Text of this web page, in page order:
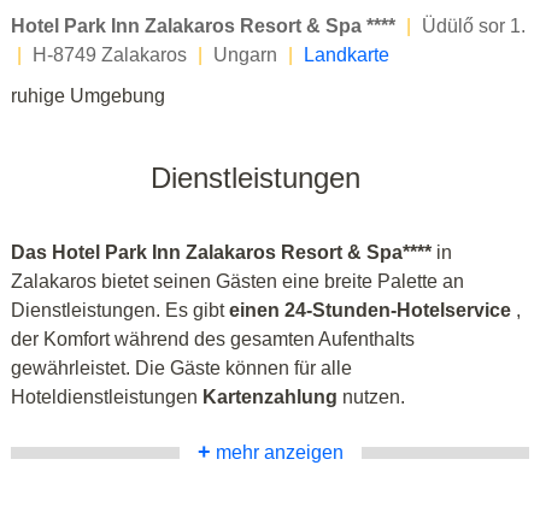
Hotel Park Inn Zalakaros Resort & Spa ****
Üdülő sor 1.
H-8749 Zalakaros Ungarn
Landkarte
ruhige Umgebung
Dienstleistungen
Das Hotel Park Inn Zalakaros Resort & Spa**** in
Zalakaros bietet seinen Gästen eine breite Palette an
Dienstleistungen. Es gibteinen 24-Stunden-Hotelservice ,
der Komfort während des gesamten Aufenthalts
gewährleistet. Die Gäste können für alle
Hoteldienstleistungen Kartenzahlung nutzen.
+ mehr anzeigen